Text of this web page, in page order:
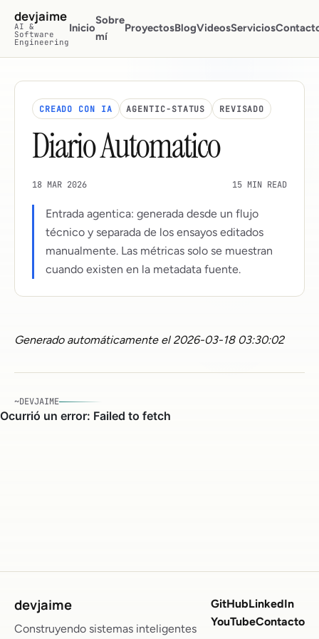
Saltar al contenido principal
devjaime
AI &
Software
Engineering
Inicio
Sobre
mí
ProyectosBlogVideosServicios
CREADO CON IA AGENTIC-STATUS REVISADO
Diario Automatico
18 MAR 2026 15 MIN READ
Entrada agentica: generada desde un flujo
técnico y separada de los ensayos editados
manualmente. Las métricas solo se muestran
cuando existen en la metadata fuente.
Generado automáticamente el 2026-03-18 03:30:02
~DEVJAIME
devjaime
Construyendo sistemas inteligentes
GitHubLinkedIn
YouTubeContacto